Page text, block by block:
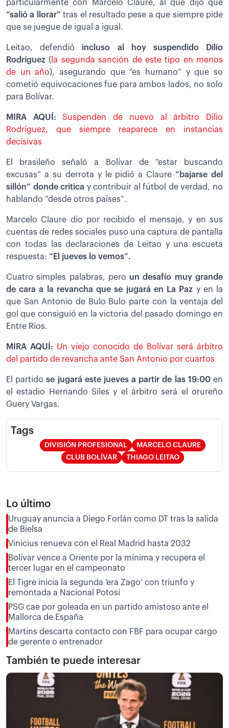
particularmente con Marcelo Claure, al que dijo que
“salió a llorar”tras el resultado pese a que siempre pide
que se juegue de igual a igual.
Leitao, defendió incluso al hoy suspendido Dilio
Rodríguez ( la segunda sanción de este tipo en menos
de un año), asegurando que “es humano” y que so
cometió equivocaciones fue para ambos lados, no solo
para Bolívar.
MIRA AQUÍ:Suspenden de nuevo al árbitro Dilio
Rodríguez, que siempre reaparece en instancias
decisivas
El brasileño señaló a Bolívar de “estar buscando
excusas” a su derrota y le pidió a Claure “bajarse del
sillón” donde critica y contribuir al fútbol de verdad, no
hablando “desde otros países”.
Marcelo Claure dio por recibido el mensaje, y en sus
cuentas de redes sociales puso una captura de pantalla
con todas las declaraciones de Leitao y una escueta
respuesta: “El jueves lo vemos”.
Cuatro simples palabras, pero un desafío muy grande
de cara a la revancha que se jugará en La Paz y en la
que San Antonio de Bulo Bulo parte con la ventaja del
gol que consiguió en la victoria del pasado domingo en
Entre Ríos.
MIRA AQUÍ: Un viejo conocido de Bolívar será árbitro
del partido de revancha ante San Antonio por cuartos
El partido se jugará este jueves a partir de las 19:00en
el estadio Hernando Siles y el árbitro será el orureño
Guery Vargas.
Tags
DIVISIÓN PROFESIONAL
MARCELO CLAURE
CLUB BOLÍVAR
THIAGO LEITAO
Lo último
Uruguay anuncia a Diego Forlán como DT tras la salida
de Bielsa
Vinicius renueva con el Real Madrid hasta 2032
Bolívar vence a Oriente por la mínima y recupera el
tercer lugar en el campeonato
El Tigre inicia la segunda ‘era Zago’ con triunfo y
remontada a Nacional Potosí
PSG cae por goleada en un partido amistoso ante el
Mallorca de España
Martins descarta contacto con FBF para ocupar cargo
de gerente o entrenador
También te puede interesar